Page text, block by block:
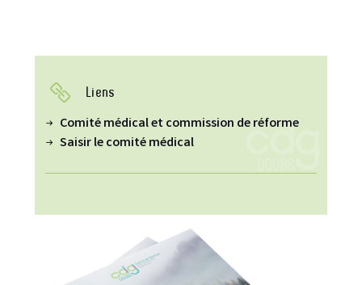
Liens
Comité médical et commission de réforme
Saisir le comité médical